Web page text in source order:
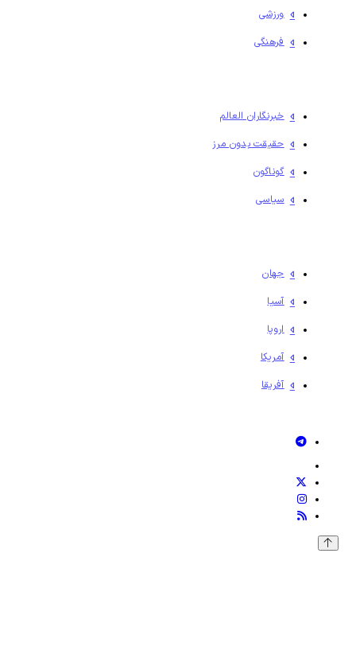
ورزشی
فرهنگی
خبرنگاران العالم
حقیقت بدون مرز
گوناگون
سیاسی
جهان
آسیا
اروپا
آمریکا
آفریقا